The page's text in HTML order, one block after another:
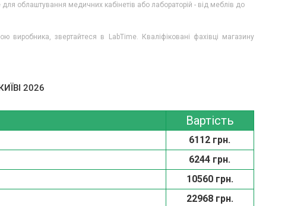
облаштування медичних кабінетів або лабораторій - від меблів до
виробника, звертайтеся в LabTime. Кваліфіковані фахівці магазину
2026
Вартість
6112 грн.
6244 грн.
10560 грн.
22968 грн.